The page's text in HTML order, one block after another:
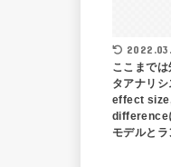
ここまで
タアナリ
effect
difference
モデルと